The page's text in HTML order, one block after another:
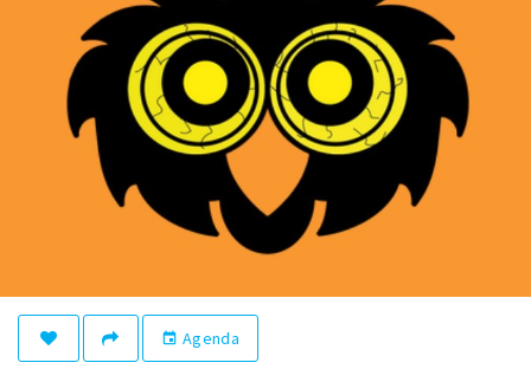
Party pics
Nieuws, interviews & blogs
Eten
Winkels
Winkelgebiedenevent Agenda